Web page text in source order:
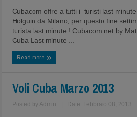
Cubacom offre a tutti i turisti last
Holguin da Milano, per questo fine
turista last minute ! Cubacom.net by
Cuba Last minute ...
Read more
Voli Cuba Marzo 2013
Posted by Admin Date: Febbraio 08, 2013